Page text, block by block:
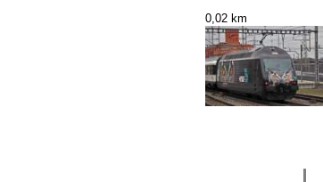
0,02 km